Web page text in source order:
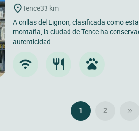
Tence33 km
A orillas del Lignon, clasificada como
montaña, la ciudad de Tence ha
autenticidad....
1 2